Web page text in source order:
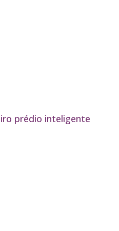
prédio inteligente